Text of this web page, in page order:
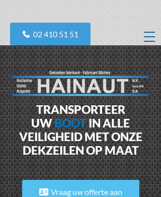
02 410 51 51
TRANSPORTEER
UWBOOTIN ALLE
VEILIGHEID MET ONZE
DEKZEILEN OP MAAT
Vraag uw offerte aan